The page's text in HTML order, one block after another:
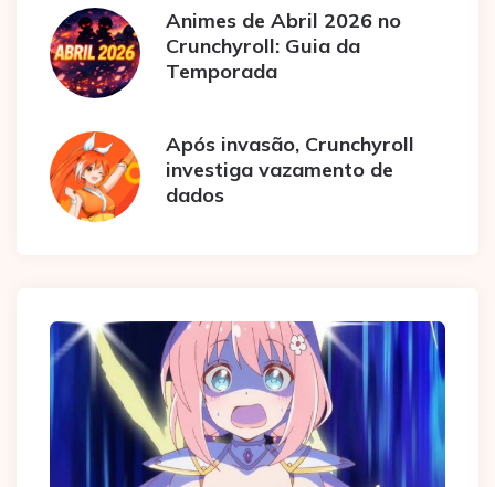
Animes de Abril 2026 no
Crunchyroll: Guia da
Temporada
Após invasão, Crunchyroll
investiga vazamento de
dados